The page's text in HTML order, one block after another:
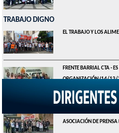
TRABAJO DIGNO
EL TRABAJO Y LOS
FRENTE BARRIAL CTA -
ORGANIZACIÓN(14/12/
ASOCIACIÓN DE PRENSA